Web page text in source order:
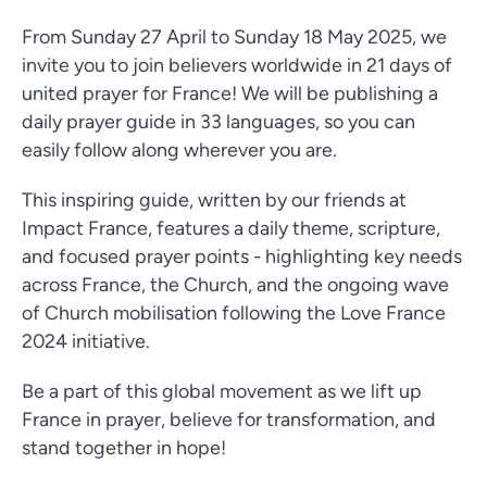
From Sunday 27 April to Sunday 18 May 2025, we
invite you to join believers worldwide in 21 days of
united prayer for France! We will be publishing a
daily prayer guide in 33 languages, so you can
easily follow along wherever you are.
This inspiring guide, written by our friends at
Impact France, features a daily theme, scripture,
and focused prayer points - highlighting key needs
across France, the Church, and the ongoing wave
of Church mobilisation following the Love France
2024 initiative.
Be a part of this global movement as we lift up
France in prayer, believe for transformation, and
stand together in hope!